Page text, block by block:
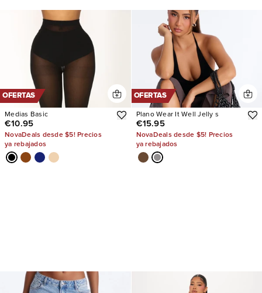
OFERTAS
Medias Basic
€10.95
NovaDeals desde $5! Precios
ya rebajados
OFERTAS
Plano Wear It Well Jelly s
€15.95
NovaDeals desde $5! Precios
ya rebajados